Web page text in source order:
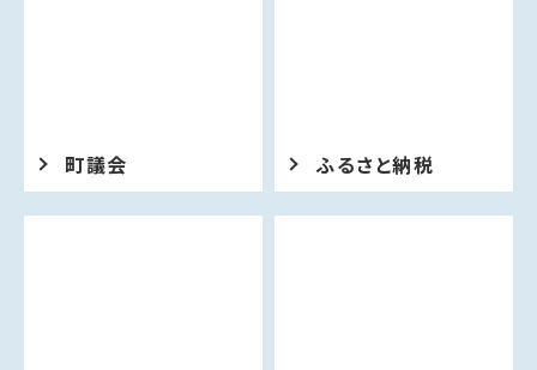
2026年07月31日 町議会
町議会 ふるさと納税